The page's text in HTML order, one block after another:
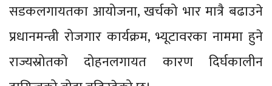
सडकलगायतका आयोजना, खर्चको भार मात्रै बढाउने
प्रधानमन्त्री रोजगार कार्यक्रम, भ्यूटावरका नाममा हुने
राज्यस्रोतको दोहनलगायत कारण दिर्घकालीन